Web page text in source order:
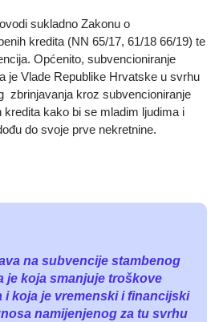
sukladno Zakonu o
kredita (NN 65/17, 61/18 66/19) te
Općenito, subvencioniranje
je Vlade Republike Hrvatske u svrhu
zbrinjavanja kroz subvencioniranje
kredita kako bi se mladim ljudima i
do svoje prve nekretnine.
na subvencije stambenog
je koja smanjuje troškove
i koja je vremenski i financijski
namijenjenog za tu svrhu